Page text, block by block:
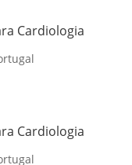
Cardiologia
Cardiologia